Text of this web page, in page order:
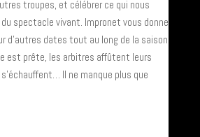
troupes, et célébrer ce qui nous
spectacle vivant. Impronet vous donne
d’autres dates tout au long de la saison
est prête, les arbitres affûtent leurs
Il ne manque plus que